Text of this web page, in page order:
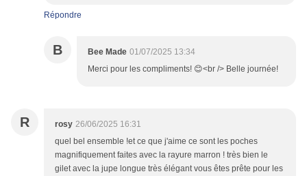
Répondre
B Bee Made 01/07/2025 13:34
Merci pour les compliments! 😊<br /> Belle journée!
R rosy 26/06/2025 16:31
quel bel ensemble !et ce que j'aime ce sont les poches
magnifiquement faites avec la rayure marron ! très bien le
gilet avec la jupe longue très élégant vous êtes prête pour les